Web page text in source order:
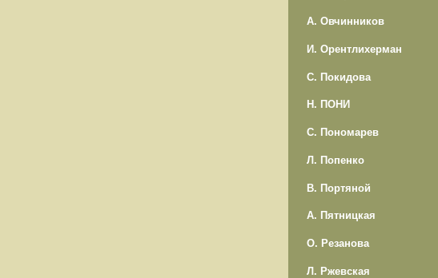
А. Овчинников
И. Орентлихерман
С. Покидова
Н. ПОНИ
С. Пономарев
Л. Попенко
В. Портяной
А. Пятницкая
О. Резанова
Л. Ржевская